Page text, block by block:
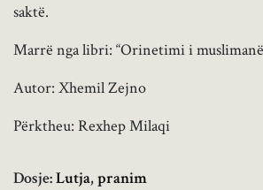
saktë.
Marrë nga libri: “Orinetimi i
Autor: Xhemil Zejno
Përktheu: Rexhep Milaqi
Dosje:Lutja,pranim